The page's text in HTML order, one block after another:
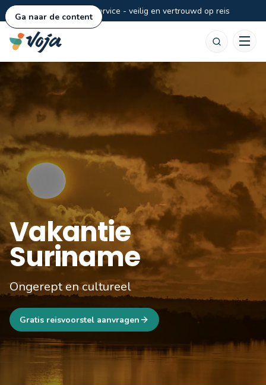
Ga naar de content
Persoonlijke service - veilig en vertrouwd op reis
Vakantie
Suriname
Ongerept en cultureel
Gratis reisvoorstel aanvragen
Zoeken